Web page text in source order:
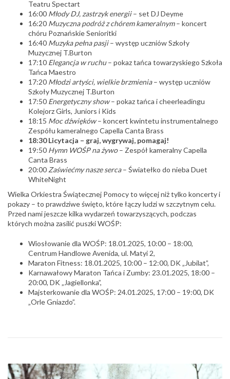
Teatru Spectart
16:00 Młody DJ, zastrzyk energii– set DJ Deyme
16:20 Muzyczna podróż z chórem kameralnym– koncert
chóru Poznańskie Senioritki
16:40 Muzyka pełna pasji– występ uczniówSzkoły
Muzycznej T.Burton
17:10 Elegancja w ruchu– pokaz tańca towarzyskiego Szkoła
Tańca Maestro
17:20 Młodzi artyści, wielkie brzmienia– występ uczniów
Szkoły Muzycznej T.Burton
17:50 Energetyczny show– pokaz tańca i cheerleadingu
Kolejorz Girls, Juniors i Kids
18:15 Moc dźwięków– koncert kwintetu instrumentalnego
Zespółu kameralnego Capella Canta Brass
18:30 Licytacja – graj, wygrywaj, pomagaj!
19:50 Hymn WOŚP na żywo– Zespół kameralny Capella
Canta Brass
20:00 Zaświećmy nasze serca– Światełko do nieba Duet
WhiteNight
Wielka Orkiestra Świątecznej Pomocy to więcej niż tylko koncerty i
pokazy – to prawdziwe święto, które łączy ludzi w szczytnym celu.
Przed nami jeszcze kilka wydarzeń towarzyszących, podczas
których można zasilić puszki WOŚP:
Wiosłowanie dla WOŚP: 18.01.2025, 10:00 – 18:00,
Centrum Handlowe Avenida, ul. Matyi 2,
Maraton Fitness: 18.01.2025, 10:00 – 12:00, DK „Jubilat”,
Karnawałowy Maraton Tańca i Zumby: 23.01.2025, 18:00 –
20:00, DK „Jagiellonka”,
Majsterkowanie dla WOŚP: 24.01.2025, 17:00 – 19:00, DK
„Orle Gniazdo”.